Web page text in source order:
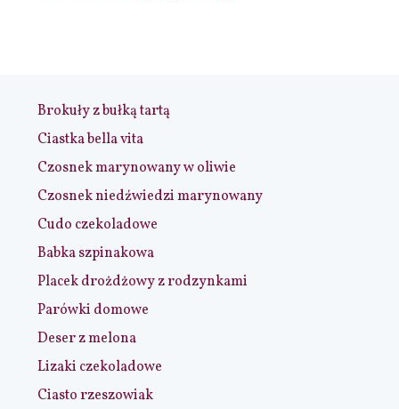
Brokuły z bułką tartą
Ciastka bella vita
Czosnek marynowany w oliwie
Czosnek niedźwiedzi marynowany
Cudo czekoladowe
Babka szpinakowa
Placek drożdżowy z rodzynkami
Parówki domowe
Deser z melona
Lizaki czekoladowe
Ciasto rzeszowiak